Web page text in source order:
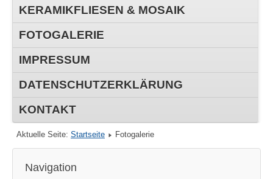
KERAMIKFLIESEN & MOSAIK
FOTOGALERIE
IMPRESSUM
DATENSCHUTZERKLÄRUNG
KONTAKT
Aktuelle Seite: Startseite Fotogalerie
Navigation